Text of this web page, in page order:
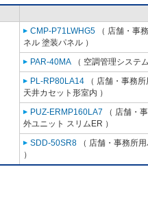
CMP-P71LWHG5 （ 店舗・事
ネル 塗装パネル ）
PAR-40MA （ 空調管理システ
PL-RP80LA14 （ 店舗・事務
天井カセット形室内 ）
PUZ-ERMP160LA7 （ 店舗・
外ユニット スリムER ）
SDD-50SR8 （ 店舗・事務所
）